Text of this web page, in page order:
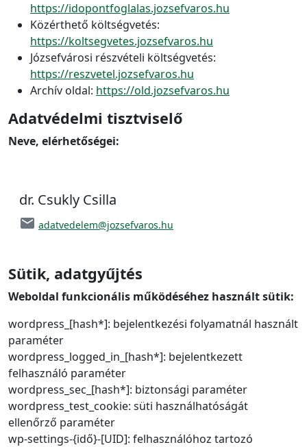
https://idopontfoglalas.jozsefvaros.hu
Közérthető költségvetés:
https://koltsegvetes.jozsefvaros.hu
Józsefvárosi részvételi költségvetés:
https://reszvetel.jozsefvaros.hu
Archív oldal: https://old.jozsefvaros.hu
Adatvédelmi tisztviselő
Neve, elérhetőségei:
dr. Csukly Csilla
email adatvedelem@jozsefvaros.hu
Sütik, adatgyűjtés
Weboldal funkcionális működéséhez használt sütik:
wordpress_[hash*]: bejelentkezési folyamatnál használt
paraméter
wordpress_logged_in_[hash*]: bejelentkezett
felhasználó paraméter
wordpress_sec_[hash*]: biztonsági paraméter
wordpress_test_cookie: süti használhatóságát
ellenőrző paraméter
wp-settings-{idő}-[UID]: felhasználóhoz tartozó